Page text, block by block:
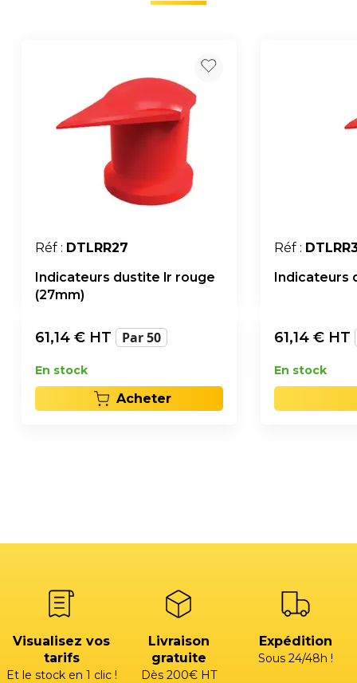
Réf : DTLRR27
Indicateurs dustite lr rouge
(27mm)
61,14 € HT Par 50
En stock
Acheter
Réf :
Indicateurs
61,14 € HT
En stock
Visualisez vos
tarifs
Et le stock en 1 clic !
Livraison
gratuite
Dès 200€ HT
Expédition
Sous 24/48h !